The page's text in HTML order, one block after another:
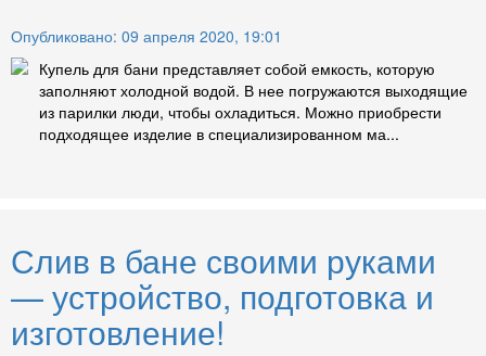
Опубликовано: 09 апреля 2020, 19:01
Купель для бани представляет собой емкость, которую
заполняют холодной водой. В нее погружаются выходящие
из парилки люди, чтобы охладиться. Можно приобрести
подходящее изделие в специализированном ма...
Слив в бане своими руками
— устройство, подготовка и
изготовление!